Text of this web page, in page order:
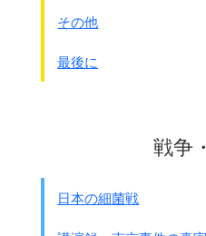
● 同 2月25日、
● 同 2月26日、
日本政府は閣議でGHQ案に
マッカ－サ－の天皇制を守
● 同
極東委員会の第一回総会が
その他
最後に
戦争
日本の細菌戦